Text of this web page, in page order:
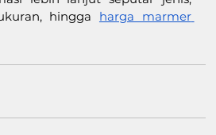
hingga harga marmer